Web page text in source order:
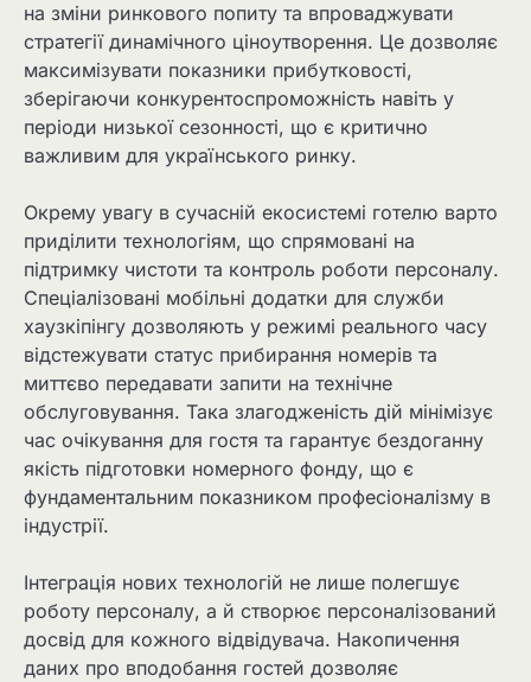
на зміни ринкового попиту та впроваджувати
стратегії динамічного ціноутворення. Це дозволяє
максимізувати показники прибутковості,
зберігаючи конкурентоспроможність навіть у
періоди низької сезонності, що є критично
важливим для українського ринку.
Окрему увагу в сучасній екосистемі готелю варто
приділити технологіям, що спрямовані на
підтримку чистоти та контроль роботи персоналу.
Спеціалізовані мобільні додатки для служби
хаузкіпінгу дозволяють у режимі реального часу
відстежувати статус прибирання номерів та
миттєво передавати запити на технічне
обслуговування. Така злагодженість дій мінімізує
час очікування для гостя та гарантує бездоганну
якість підготовки номерного фонду, що є
фундаментальним показником професіоналізму в
індустрії.
Інтеграція нових технологій не лише полегшує
роботу персоналу, а й створює персоналізований
досвід для кожного відвідувача. Накопичення
даних про вподобання гостей дозволяє